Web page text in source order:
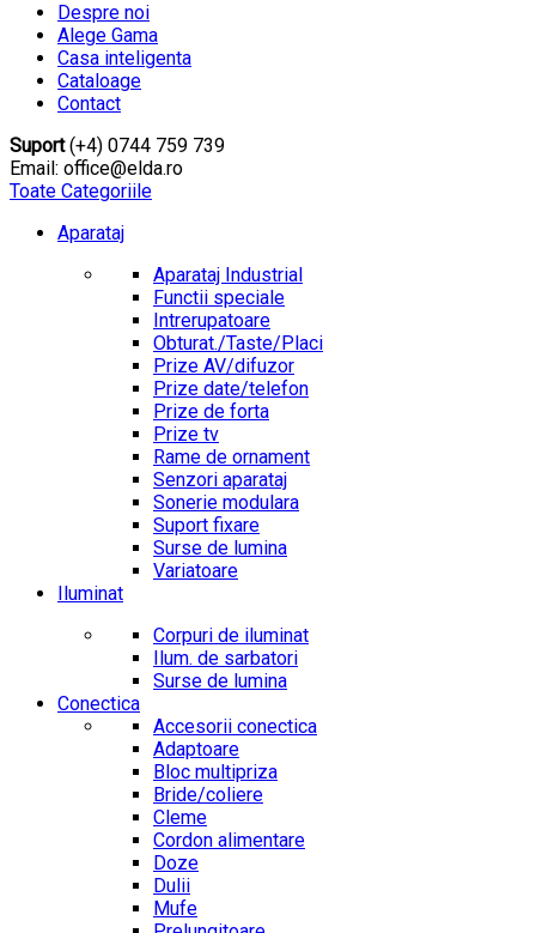
Despre noi
Alege Gama
Casa inteligenta
Cataloage
Contact
Suport(+4) 0744 759 739
Email: office@elda.ro
Toate Categoriile
Aparataj
Aparataj Industrial
Functii speciale
Intrerupatoare
Obturat./Taste/Placi
Prize AV/difuzor
Prize date/telefon
Prize de forta
Prize tv
Rame de ornament
Senzori aparataj
Sonerie modulara
Suport fixare
Surse de lumina
Variatoare
Iluminat
Corpuri de iluminat
Ilum. de sarbatori
Surse de lumina
Conectica
Accesorii conectica
Adaptoare
Bloc multipriza
Bride/coliere
Cleme
Cordon alimentare
Doze
Dulii
Mufe